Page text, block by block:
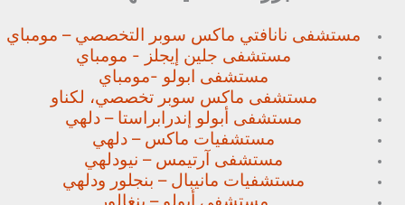
مستشفى نانافتي ماكس سوبر التخصصي – مومباي
مستشفى جلين إيجلز - مومباي
مستشفى ابولو -مومباي
مستشفى ماكس سوبر تخصصي، لكناو
مستشفى أبولو إندرابراستا – دلهي
مستشفيات ماكس – دلهي
مستشفى آرتيمس – نيودلهي
مستشفيات مانيبال – بنجلور ودلهي